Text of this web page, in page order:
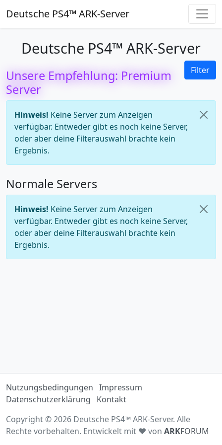
Deutsche PS4™ ARK-Server
Deutsche PS4™ ARK-Server
Filter
Unsere Empfehlung: Premium
Server
Hinweis! Keine Server zum Anzeigen
verfügbar. Entweder gibt es noch keine Server,
oder aber deine Filterauswahl brachte kein
Ergebnis.
Normale Servers
Hinweis! Keine Server zum Anzeigen
verfügbar. Entweder gibt es noch keine Server,
oder aber deine Filterauswahl brachte kein
Ergebnis.
Nutzungsbedingungen Impressum
Datenschutzerklärung
Kontakt
Copyright © 2026 Deutsche PS4™ ARK-Server. Alle
Rechte vorbehalten. Entwickelt mit ♥ von ARKFORUM